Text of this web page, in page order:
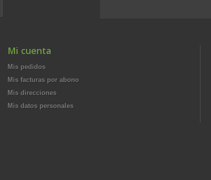
Mi cuenta
Mis pedidos
Mis facturas por abono
Mis direcciones
Mis datos personales